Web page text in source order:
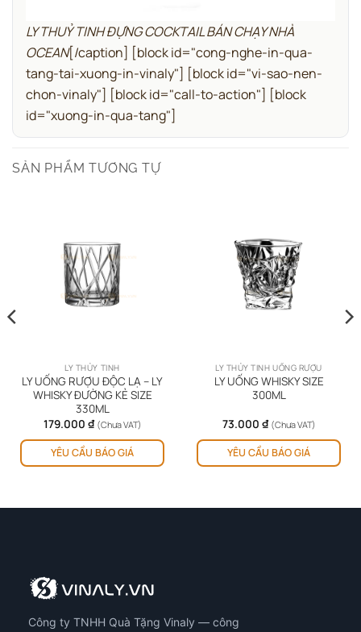
LY THUỶ TINH ĐỰNG COCKTAIL BÁN CHẠY NHÀ
OCEAN[/caption] [block id="cong-nghe-in-qua-
tang-tai-xuong-in-vinaly"] [block id="vi-sao-nen-
chon-vinaly"] [block id="call-to-action"] [block
id="xuong-in-qua-tang"]
SẢN PHẨM TƯƠNG TỰ
LY THỦY TINH
LY UỐNG RƯỢU ĐỘC LẠ – LY
WHISKY ĐƯỜNG KẺ SIZE
330ML
179.000 ₫ (Chưa VAT)
YÊU CẦU BÁO GIÁ
LY THỦY TINH UỐNG RƯỢU
LY UỐNG WHISKY SIZE
300ML
73.000 ₫ (Chưa VAT)
YÊU CẦU BÁO GIÁ
Công ty TNHH Quà Tặng Vinaly — công